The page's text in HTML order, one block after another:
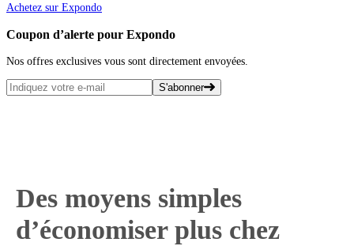
Achetez sur Expondo
Coupon d’alerte pour Expondo
Nos offres exclusives vous sont directement envoyées.
S'abonner
Des moyens simples
d’économiser plus chez